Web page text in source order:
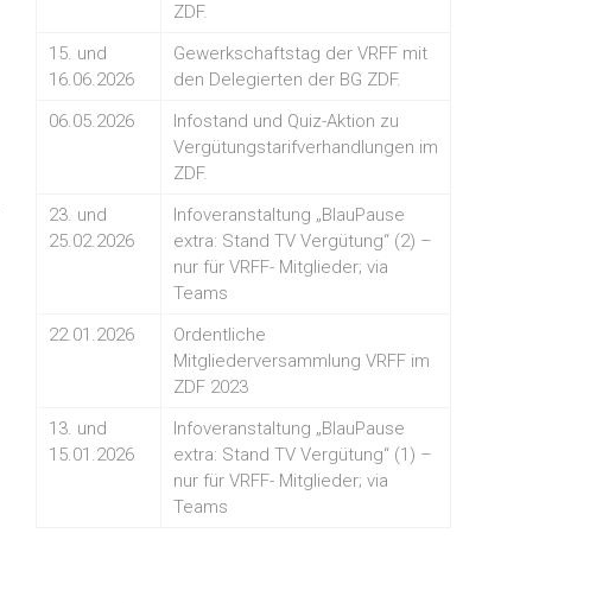
ZDF.
15. und
16.06.2026
Gewerkschaftstag der VRFF mit
den Delegierten der BG ZDF.
06.05.2026
Infostand und Quiz-Aktion zu
Vergütungstarifverhandlungen im
ZDF.
23. und
25.02.2026
Infoveranstaltung „BlauPause
extra: Stand TV Vergütung“ (2) –
nur für VRFF- Mitglieder; via
Teams
22.01.2026
Ordentliche
Mitgliederversammlung VRFF im
ZDF 2023
13. und
15.01.2026
Infoveranstaltung „BlauPause
extra: Stand TV Vergütung“ (1) –
nur für VRFF- Mitglieder; via
Teams